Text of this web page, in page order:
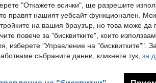
Поларено одеяло за домашни любимци, мека и плюшена двустранна постелка за дивана, подходяща за малки/средни/големи кучета и котки
5.68€
"Откажете всички", ще разрешите
правят нашият уебсайт функционален.
на вашия браузър, но това може
повече за "бисквитките", които
изберете "Управление на "бисквитките"".
събраните данни, кликнете тук, за